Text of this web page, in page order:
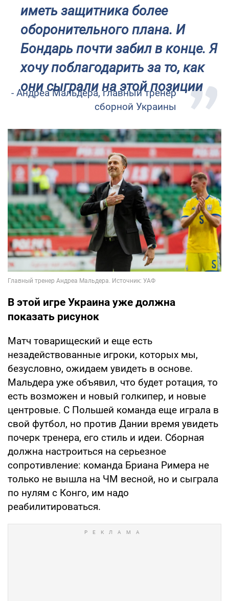
иметь защитника более
оборонительного плана. И
Бондарь почти забил в конце. Я
хочу поблагодарить за то, как
они сыграли на этой позиции
- Андреа Мальдера, главный тренер
сборной Украины
В этой игре Украина уже должна
показать рисунок
Матч товарищеский и еще есть
незадействованные игроки, которых мы,
безусловно, ожидаем увидеть в основе.
Мальдера уже объявил, что будет ротация, то
есть возможен и новый голкипер, и новые
центровые. С Польшей команда еще играла в
свой футбол, но против Дании время увидеть
почерк тренера, его стиль и идеи. Сборная
должна настроиться на серьезное
сопротивление: команда Бриана Римера не
только не вышла на ЧМ весной, но и сыграла
по нулям с Конго, им надо
реабилитироваться.